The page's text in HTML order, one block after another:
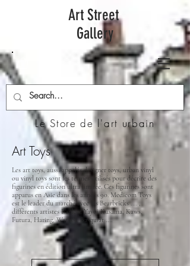
Art Street
Gallery
Le Store de l'art urbain
Art Toys
Les art toys, aussi appelés designer toys, urban vinyl
ou vinyl toys sont les termes utilisés pour décrire des
figurines en édition ultra limitée. Ces figurines sont
apparus en Asie dans les années 90. Medicom Toys
est le leader du marché avec les Bearbricks .... ,
différents artistes Banksy, Yayoi Kusama, Kaws,
Futura, Haring, Warhol, Basquiat ....